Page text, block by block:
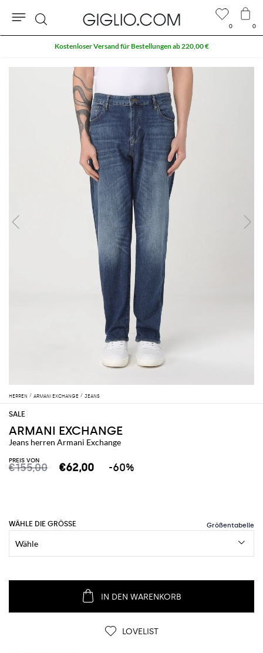
HERREN ARMANI EXCHANGE JEANS
ARMANI EXCHANGE
Jeans herren Armani Exchange
PREIS VON
€155,00 €62,00 -60%
WÄHLE DIE GRÖSSE
IN DEN WARENKORB
LOVELIST
0 0
Suche
Kostenloser Versand für Bestellungen ab 220,00 €